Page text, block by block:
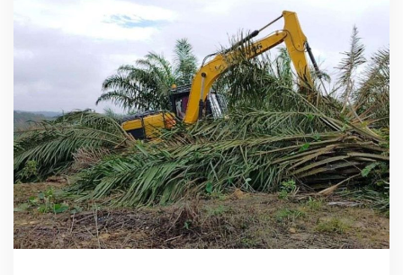
a
r
e
H
u
t
a
n
T
e
s
s
o
N
i
l